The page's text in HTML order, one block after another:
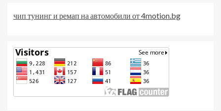
чип тунинг и ремап на автомобили от 4motion.bg